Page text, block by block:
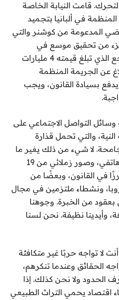
قامت النيابة الخاصة
في ألبانيا بتجميد
المدعومة من كوشنر والتي
من تحقيق موسع في
الاحتيال العقاري في المنتجع الذي تبلغ قيمته 4 مليارات
عن الجريمة المنظمة
يدفع بسيادة القانون، ويجب
التواصل الاجتماعي على
والتي تحمل قذارة
لا شيء من ذلك يغير ما
رأيته. الصور موجودة على هاتفي، وصور زملائي من 19
في القانون، وبعضًا من
ونشطاء ملتزمين في مجال
بعقود من الخبرة. وجوهنا
وأيدينا نظيفة. نحن لسنا
أنت لا تواجه حربًا غير متكافئة
الحقائق وعندما تنكرهم،
الحدود ولا نحن كذلك. إذا
اقتصاد يحمي التراث الطبيعي